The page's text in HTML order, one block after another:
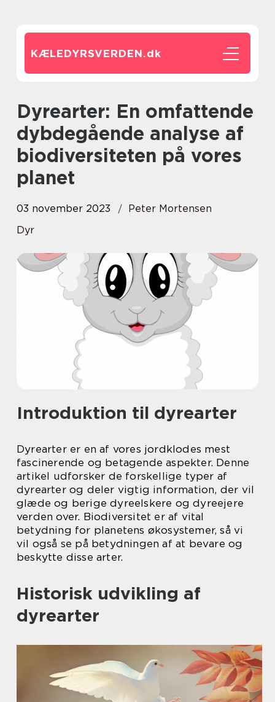
KÆLEDYRSVERDEN.dk
Dyrearter: En omfattende
dybdegående analyse af
biodiversiteten på vores
planet
03 november 2023
Peter Mortensen
Dyr
Introduktion til dyrearter
Dyrearter er en af vores jordklodes mest
fascinerende og betagende aspekter. Denne
artikel udforsker de forskellige typer af
dyrearter og deler vigtig information, der vil
glæde og berige dyreelskere og dyreejere
verden over. Biodiversitet er af vital
betydning for planetens økosystemer, så vi
vil også se på betydningen af at bevare og
beskytte disse arter.
Historisk udvikling af
dyrearter